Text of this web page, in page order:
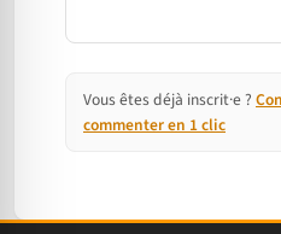
Vous êtes déjà inscrit·e ?
commenter en 1 clic